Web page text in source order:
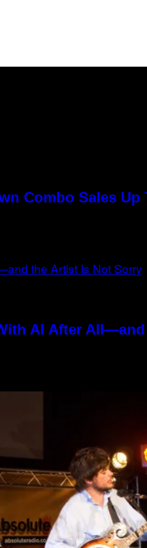
Combo Sales Up
AI After